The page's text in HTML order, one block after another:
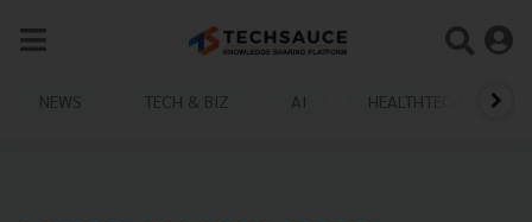
NEWS TECH & BIZ AI HEALTHTECH